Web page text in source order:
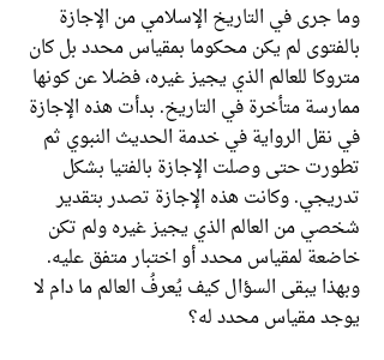
وما جرى في التاريخ الإسلامي من الإجازة
بالفتوى لم يكن محكوما بمقياس محدد بل كان
متروكا للعالم الذي يجيز غيره، فضلا عن كونها
ممارسة متأخرة في التاريخ. بدأت هذه الإجازة
في نقل الرواية في خدمة الحديث النبوي ثم
تطورت حتى وصلت الإجازة بالفتيا بشكل
تدريجي. وكانت هذه الإجازة تصدر بتقدير
شخصي من العالم الذي يجيز غيره ولم تكن
خاضعة لمقياس محدد أو اختبار متفق عليه.
وبهذا يبقى السؤال كيف يُعرفُ العالم ما دام لا
يوجد مقياس محدد له؟